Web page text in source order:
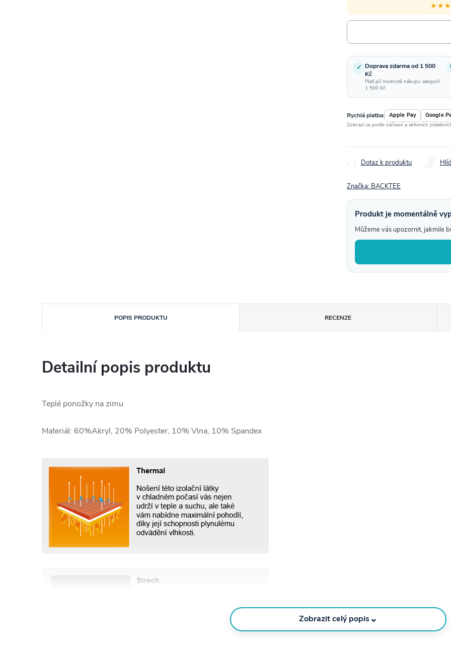
✓ Doprava zdarma od 1 500
Kč
Platí při hodnotě nákupu alespoň
1 500 Kč
Rychlá platba: Apple Pay Google
Zobrazí se podle zařízení a aktivních
Dotaz k produktu
Značka: BACKTEE
Produkt je momentálně
Můžeme vás upozornit, jakmile
POPIS PRODUKTU RECENZE
Detailní popis produktu
Teplé ponožky na zimu
Materiál: 60%Akryl, 20% Polyester, 10% Vlna, 10% Spandex
Zobrazit celý popis⌄